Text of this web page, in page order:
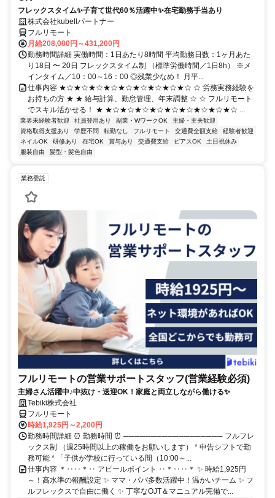
フレックスタイム✨子育て世代60％活躍中✨在宅勤務手当あり
株式会社kubellパートナー
フルリモート
月給208,000円～431,200円
勤務時間詳細 実働時間：1日あたり8時間 平均勤務日数：1ヶ月あた
り18日 〜 20日 フレックスタイム制 （標準労働時間／1日8h） ※メ
インタイム／10：00～16：00 ◎残業少なめ！ 月平...
仕事内容 ★☆★☆★☆★☆★☆★☆★☆★☆★☆ ☆ 労務実務経験を
お持ちの方 ★ ★ 給与計算、勤怠管理、年末調整 ☆ ☆ フルリモート
でスキル活かせる！ ★ ★☆★☆★☆★☆★☆★☆★☆★☆★☆ ...
業界未経験者歓迎 社員登用あり 副業・WワークOK
主婦・主夫歓迎
資格取得支援あり
学歴不問 転勤なし フルリモート 交通費全額支給
経験者歓迎
ネイルOK
研修あり 在宅OK 賞与あり 交通費支給 ピアスOK
土日祝休み
服装自由
髪型・髪色自由
業務委託
フルリモートの営業サポートスタッフ(営業経験必須)
主婦さん活躍中♪中抜け・送迎OK！家庭と両立しながら働ける✨
Tebiki株式会社
フルリモート
時給1,925円～2,200円
勤務時間詳細 ⏰ 勤務時間 ⏰ ────────────────── フルフレ
ックス制 （週25時間以上の稼働をお願いします） * 申告シフトで勤
務可能 * 「子供が学校に行っている間（10:00～...
仕事内容 ＊‥‥＊‥ アピールポイント ‥＊‥‥＊ ✨ 時給1,925円
～！高水準の報酬設定 ✨ ママ・パパ多数活躍中！温かいチーム ✨ フ
ルフレックスで自由に働く ✨ 丁寧なOJT＆マニュアル完備で...